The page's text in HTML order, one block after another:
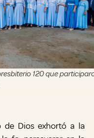
120 que
de Dios exhortó a la